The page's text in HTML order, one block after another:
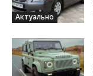
Актуально